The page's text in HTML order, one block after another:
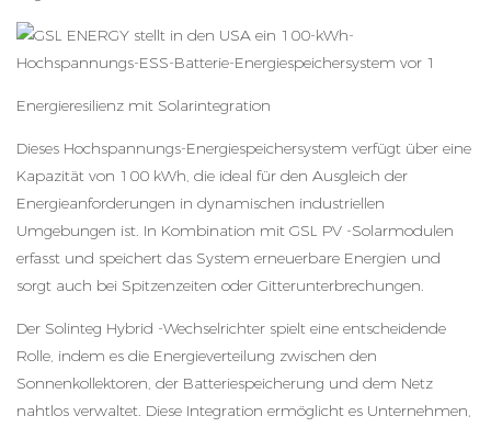
Energieresilienz mit Solarintegration
Dieses Hochspannungs-Energiespeichersystem verfügt über eine
Kapazität von 100 kWh, die ideal für den Ausgleich der
Energieanforderungen in dynamischen industriellen
Umgebungen ist. In Kombination mit GSL PV -Solarmodulen
erfasst und speichert das System erneuerbare Energien und
sorgt auch bei Spitzenzeiten oder Gitterunterbrechungen.
Der Solinteg Hybrid -Wechselrichter spielt eine entscheidende
Rolle, indem es die Energieverteilung zwischen den
Sonnenkollektoren, der Batteriespeicherung und dem Netz
nahtlos verwaltet. Diese Integration ermöglicht es Unternehmen,